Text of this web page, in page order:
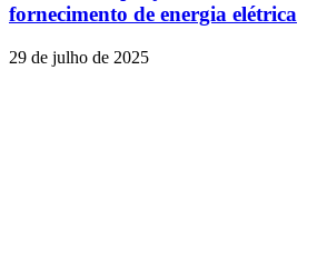
fornecimento de energia elétrica
29 de julho de 2025